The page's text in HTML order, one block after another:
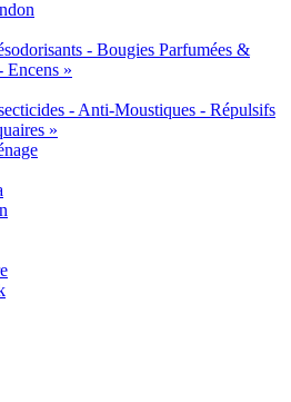
- Bougies Parfumées &
Encens »
- Anti-Moustiques - Répulsifs
»